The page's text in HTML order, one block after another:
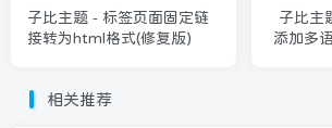
子比主题 - 标签页面固定链
接转为html格式(修复版)
子比主
添加多
相关推荐